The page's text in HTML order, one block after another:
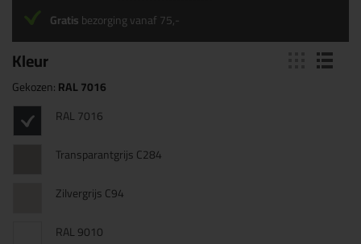
Kleur
Gekozen:RAL 7016
RAL 7016
Transparantgrijs C284
Zilvergrijs C94
RAL 9010
Gratisbezorging vanaf 75,-